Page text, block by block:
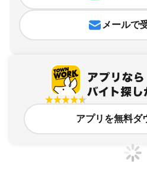
メールで
アプリを無料ダ